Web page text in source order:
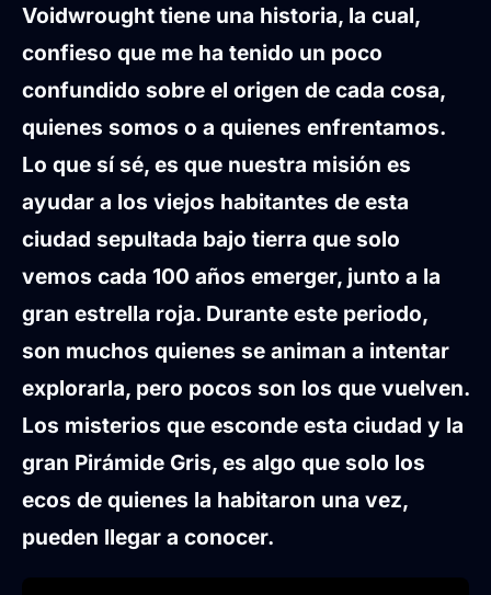
Voidwrought tiene una historia, la cual,
confieso que me ha tenido un poco
confundido sobre el origen de cada cosa,
quienes somos o a quienes enfrentamos.
Lo que sí sé, es que nuestra misión es
ayudar a los viejos habitantes de esta
ciudad sepultada bajo tierra que solo
vemos cada 100 años emerger, junto a la
gran estrella roja. Durante este periodo,
son muchos quienes se animan a intentar
explorarla, pero pocos son los que vuelven.
Los misterios que esconde esta ciudad y la
gran Pirámide Gris, es algo que solo los
ecos de quienes la habitaron una vez,
pueden llegar a conocer.